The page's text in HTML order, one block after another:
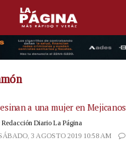
a una mujer en Mejicanos
Redacción Diario La Página
3 AGOSTO 2019 10:58 AM